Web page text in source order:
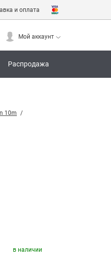
и оплата
Мой аккаунт
Распродажа
аккаунт
10m
в наличии